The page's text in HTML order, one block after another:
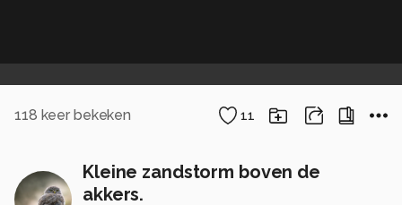
118 keer bekeken 11
Kleine zandstorm boven de
akkers.